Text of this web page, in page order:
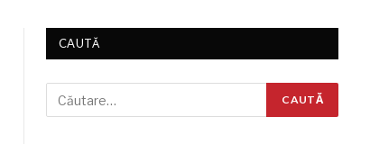
CAUTĂ